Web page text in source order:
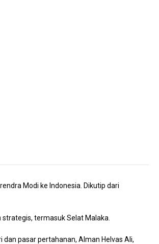
Modi ke Indonesia. Dikutip dari
termasuk Selat Malaka.
pasar pertahanan, Alman Helvas Ali,